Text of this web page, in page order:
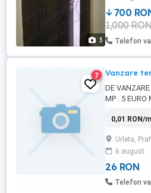
3
700
1,000
Telefon
7 Vanzare
DE
MP . 5 EURO
0,01 RON/m
Urleta,
6 august
26 RON
Telefon